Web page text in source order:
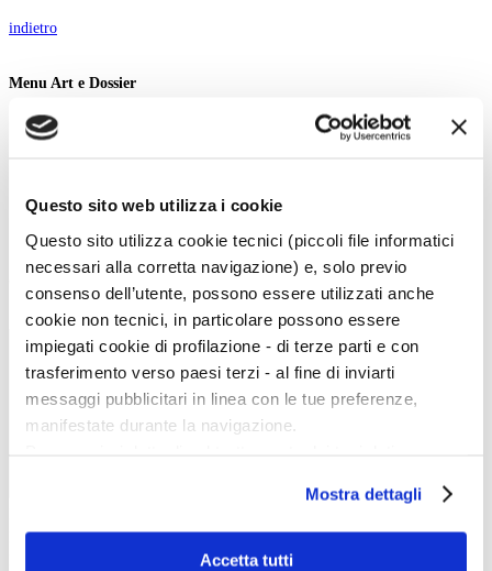
Questo sito web utilizza i cookie
Questo sito utilizza cookie tecnici (piccoli file informatici
necessari alla corretta navigazione) e, solo previo
consenso dell’utente, possono essere utilizzati anche
cookie non tecnici, in particolare possono essere
impiegati cookie di profilazione - di terze parti e con
trasferimento verso paesi terzi - al fine di inviarti
messaggi pubblicitari in linea con le tue preferenze,
manifestate durante la navigazione.
scelte privacy sui cookie, ti invitiamo a prendere visione
dell’informativa cookie.
Chiudendo il banner tramite la “X” prosegui la
Mostra dettagli
Accetta tutti
indietro
Menu Art e Dossier
Tutte le news
Eventi
Cataloghi e libri
Concorsi e Lavoro
Scegli la data e imposta i filtri per ottimizzare la tua ricerca
Fine evento: